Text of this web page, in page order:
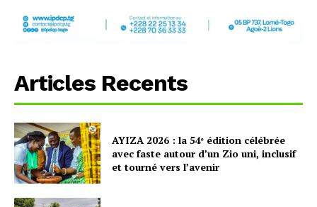
Articles Recents
AYIZA 2026 : la 54ᵉ édition célébrée
avec faste autour d’un Zio uni, inclusif
et tourné vers l’avenir